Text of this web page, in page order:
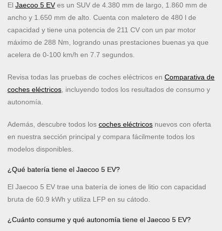
El Jaecoo 5 EVes un SUV de 4.380 mm de largo, 1.860 mm de
ancho y 1.650 mm de alto. Cuenta con maletero de 480 l de
capacidad y tiene una potencia de 211 CV con un par motor
máximo de 288 Nm, logrando unas prestaciones buenas ya que
acelera de 0-100 km/h en 7.7 segundos.
Revisa todas las pruebas de coches eléctricos en Comparativa de
coches eléctricos , incluyendo todos los resultados de consumo y
autonomía.
Además, descubre todos los coches eléctricos nuevos con oferta
en nuestra sección principal y compara fácilmente todos los
modelos disponibles.
¿Qué batería tiene el Jaecoo 5 EV?
El Jaecoo 5 EV trae una batería de iones de litio con capacidad
bruta de 60.9 kWh y utiliza LFP en su cátodo.
¿Cuánto consume y qué autonomía tiene el Jaecoo 5 EV?